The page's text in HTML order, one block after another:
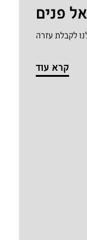
פנים
לקבלת עזרה
קרא עוד